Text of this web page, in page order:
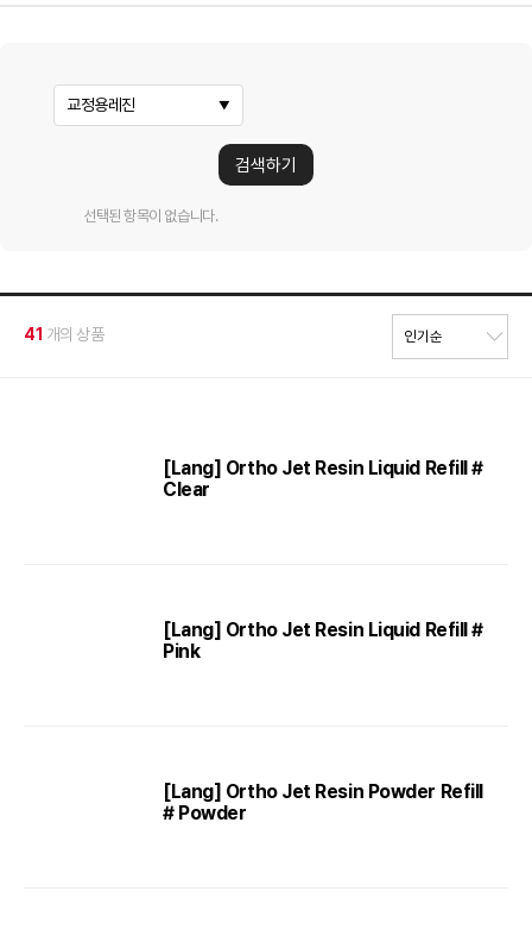
교정용레진
검색하기
선택된 항목이 없습니다.
41 개의 상품
[Lang] Ortho Jet Resin Liquid Refill #
Clear
[Lang] Ortho Jet Resin Liquid Refill #
Pink
[Lang] Ortho Jet Resin Powder Refill
# Powder